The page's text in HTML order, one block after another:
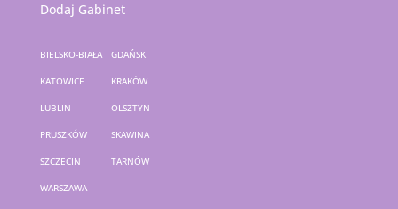
Dodaj Gabinet
BIELSKO-BIAŁA GDAŃSK
KATOWICE KRAKÓW
LUBLIN OLSZTYN
PRUSZKÓW SKAWINA
SZCZECIN TARNÓW
WARSZAWA